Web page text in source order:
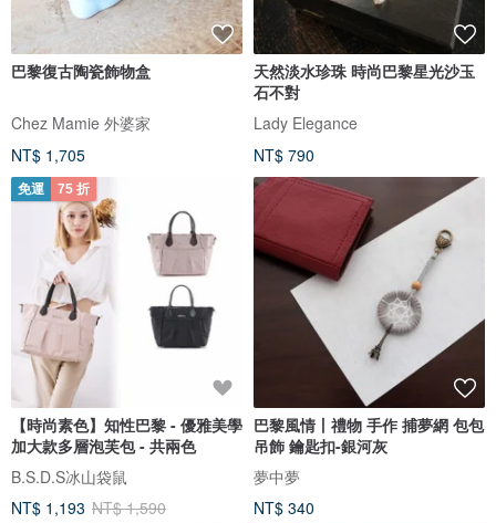
巴黎復古陶瓷飾物盒
Chez Mamie 外婆家
NT$ 1,705
天然淡水珍珠 時尚巴黎星光沙玉
石不對
Lady Elegance
NT$ 790
免運 75 折
【時尚素色】知性巴黎 - 優雅美學
加大款多層泡芙包 - 共兩色
B.S.D.S冰山袋鼠
NT$ 1,193 NT$ 1,590
巴黎風情丨禮物 手作 捕夢網 包包
吊飾 鑰匙扣-銀河灰
夢中夢
NT$ 340